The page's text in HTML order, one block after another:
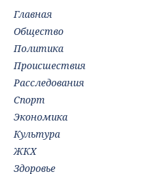
Главная
Общество
Политика
Происшествия
Расследования
Спорт
Экономика
Культура
ЖКХ
Здоровье